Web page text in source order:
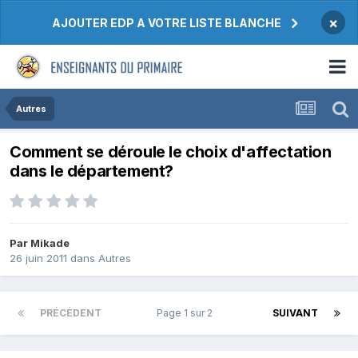
AJOUTER EDP A VOTRE LISTE BLANCHE ×
Autres
Comment se déroule le choix d'affectation
dans le département?
Par Mikade
26 juin 2011 dans Autres
PRÉCÉDENT SUIVANT
Page 1 sur 2